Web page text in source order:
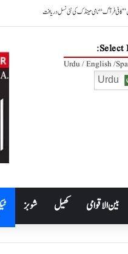
Select
Urdu / English /
’’کافی فرآگ‘‘ نامی مینڈک کی نئی نسل دریافت
بین الاقوامی کھیل شوبز